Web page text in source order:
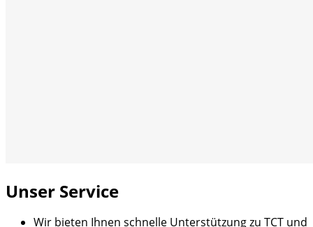
Unser Service
Wir bieten Ihnen schnelle Unterstützung zu TCT und